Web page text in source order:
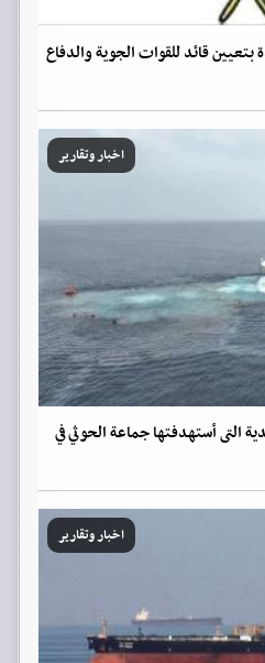
قائد للقوات الجوية والدفاع
اخبار وتقارير
التى أستهدفتها جماعة الحوثي في
اخبار وتقارير